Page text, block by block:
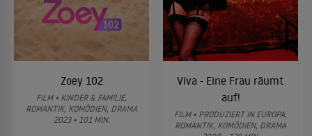
Zoey 102
FILM • KINDER & FAMILIE,
ROMANTIK, KOMÖDIEN, DRAMA
2023 • 101 MIN.
Viva - Eine Frau räumt
auf!
FILM • PRODUZIERT IN EUROPA,
ROMANTIK, KOMÖDIEN, DRAMA